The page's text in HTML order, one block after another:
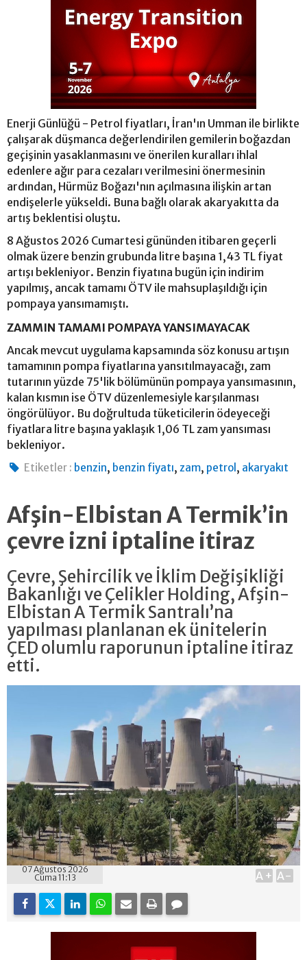
Enerji Günlüğü - Petrol fiyatları, İran'ın Umman ile birlikte
çalışarak düşmanca değerlendirilen gemilerin boğazdan
geçişinin yasaklanmasını ve önerilen kuralları ihlal
edenlere ağır para cezaları verilmesini önermesinin
ardından, Hürmüz Boğazı'nın açılmasına ilişkin artan
endişelerle yükseldi. Buna bağlı olarak akaryakıtta da
artış beklentisi oluştu.
8 Ağustos 2026 Cumartesi gününden itibaren geçerli
olmak üzere benzin grubunda litre başına 1,43 TL fiyat
artışı bekleniyor. Benzin fiyatına bugün için indirim
yapılmış, ancak tamamı ÖTV ile mahsuplaşıldığı için
pompaya yansımamıştı.
ZAMMIN TAMAMI POMPAYA YANSIMAYACAK
Ancak mevcut uygulama kapsamında söz konusu artışın
tamamının pompa fiyatlarına yansıtılmayacağı, zam
tutarının yüzde 75'lik bölümünün pompaya yansımasının,
kalan kısmın ise ÖTV düzenlemesiyle karşılanması
öngörülüyor. Bu doğrultuda tüketicilerin ödeyeceği
fiyatlara litre başına yaklaşık 1,06 TL zam yansıması
bekleniyor.
Etiketler : benzin, benzin fiyatı,zam, petrol , akaryakıt
Afşin-Elbistan A Termik’in
çevre izni iptaline itiraz
Çevre, Şehircilik ve İklim Değişikliği
Bakanlığı ve Çelikler Holding, Afşin-
Elbistan A Termik Santralı’na
yapılması planlanan ek ünitelerin
ÇED olumlu raporunun iptaline itiraz
etti.
07 Ağustos 2026
Cuma 11:13
A+ A-